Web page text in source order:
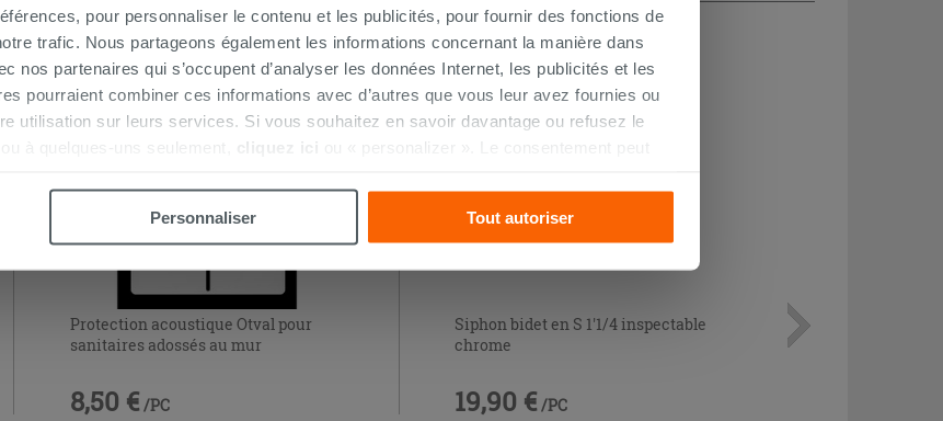
pour personnaliser le contenu et les publicités, pour fournir des fonctions de
trafic. Nous partageons également les informations concernant la manière dans
nos partenaires qui s’occupent d’analyser les données Internet, les publicités et les
pourraient combiner ces informations avec d’autres que vous leur avez fournies ou
utilisation sur leurs services. Si vous souhaitez en savoir davantage ou refusez le
à quelques-uns seulement,
cliquez ici ou « personalizer ». Le consentement peut
Personnaliser
Tout autoriser
PRODUIT ONT ÉGALEMENT ACHETÉ
Protection acoustique Otval pour
sanitaires adossés au mur
8,50 € /PC
Siphon bidet en S 1'1/4 inspectable
chrome
19,90 € /PC